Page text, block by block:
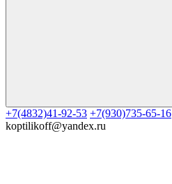
+7(4832)41-92-53 +7(930)735-65-16
koptilikoff@yandex.ru